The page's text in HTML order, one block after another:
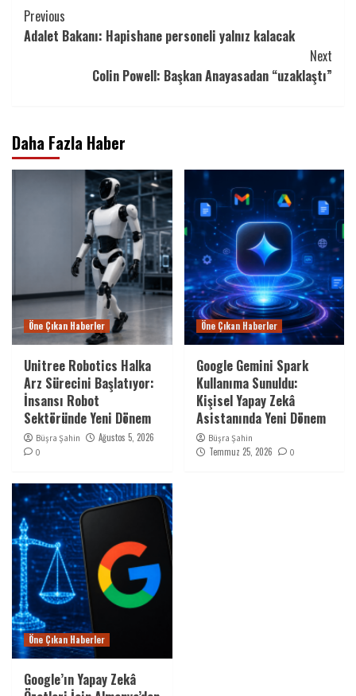
Continue
Reading
Previous
Adalet Bakanı: Hapishane personeli yalnız kalacak
Next
Colin Powell: Başkan Anayasadan “uzaklaştı”
Daha Fazla Haber
Öne Çıkan Haberler
Unitree Robotics Halka
Arz Sürecini Başlatıyor:
İnsansı Robot
Sektöründe Yeni Dönem
Büşra Şahin Ağustos 5, 2026
0
Öne Çıkan Haberler
Google Gemini Spark
Kullanıma Sunuldu:
Kişisel Yapay Zekâ
Asistanında Yeni Dönem
Büşra Şahin
Temmuz 25, 2026 0
Öne Çıkan Haberler
Google’ın Yapay Zekâ